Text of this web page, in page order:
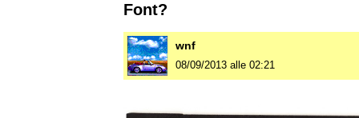
Font?
wnf
08/09/2013 alle 02:21